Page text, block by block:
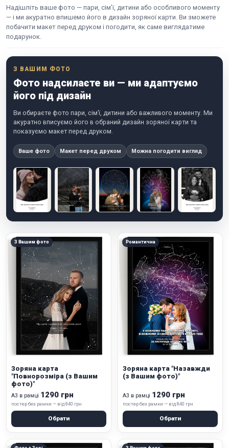
Надішліть ваше фото — пари, сім’ї, дитини або особливого моменту
— і ми акуратно впишемо його в дизайн зоряної карти. Ви зможете
побачити макет перед друком і погодити, як саме виглядатиме
подарунок.
З ВАШИМ ФОТО
Фото надсилаєте ви — ми адаптуємо
його під дизайн
Ви обираєте фото пари, сім’ї, дитини або важливого моменту. Ми
акуратно вписуємо його в обраний дизайн зоряної карти та
показуємо макет перед друком.
Ваше фото Макет перед друком Можна погодити вигляд
З Вашим фото
Зоряна карта
"Повнорозміра (з Вашим
фото)"
А3 в рамці 1290 грн
постер без рамки — від 840 грн
Обрати
Романтична
Зоряна карта "Назавжди
(з Вашим фото)"
А3 в рамці 1290 грн
постер без рамки — від 840 грн
Обрати